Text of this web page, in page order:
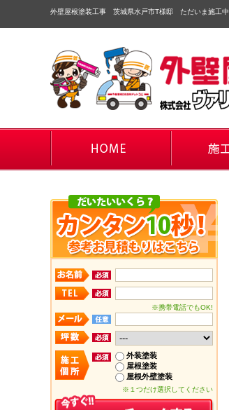
外壁屋根塗装工事 茨城県水戸市T様邸 ただいま施工中
※携帯電話でもOK!
外装塗装
屋根塗装
屋根外壁塗装
※１つだけ選択してください